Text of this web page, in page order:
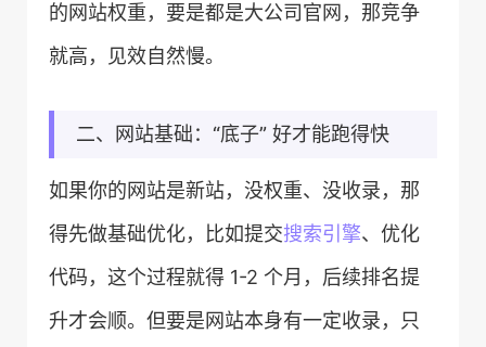
的网站权重，要是都是大公司官网，那竞争
就高，见效自然慢。
二、网站基础：“底子” 好才能跑得快
如果你的网站是新站，没权重、没收录，那
得先做基础优化，比如提交搜索引擎、优化
代码，这个过程就得 1-2 个月，后续排名提
升才会顺。但要是网站本身有一定收录，只